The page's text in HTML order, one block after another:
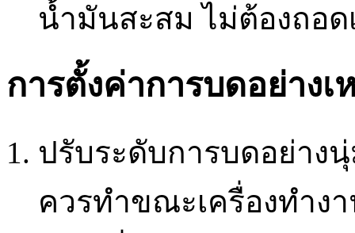
น้ำมันสะสม ไม่ต้องถอ
การตั้งค่าการบดอย่างเ
ปรับระดับการบดอย่าง
ควรทำขณะเครื่องทำง